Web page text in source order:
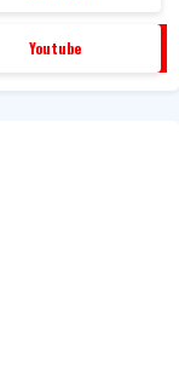
Youtube